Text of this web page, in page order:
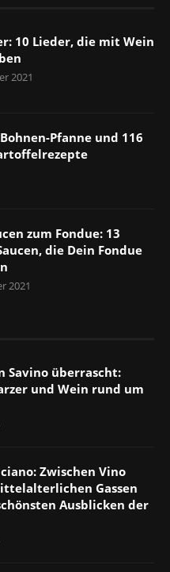
10 Lieder, die mit Wein
2021
Pfanne und 116
zum Fondue: 13
die Dein Fondue
2021
Savino überrascht:
und Wein rund um
Zwischen Vino
Gassen
Ausblicken der